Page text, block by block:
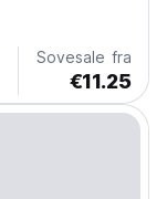
Sovesale fra
€11.25